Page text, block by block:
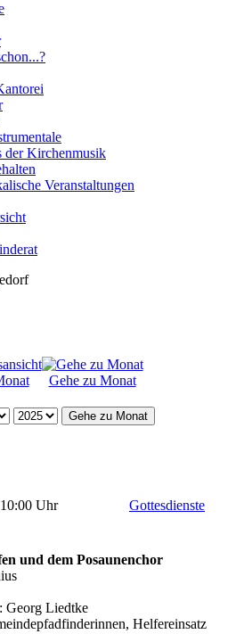
der Kirchenmusik
Veranstaltungen
Gehe zu Monat
Gehe zu Monat
Uhr Gottesdienste
und dem Posaunenchor
Georg Liedtke
Helfereinsatz